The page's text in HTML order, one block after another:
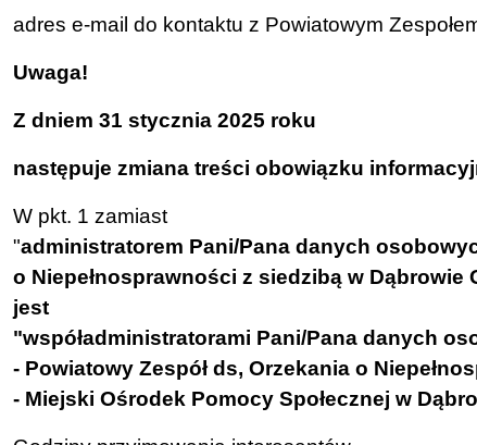
adres e-mail do kontaktu z Powiatowym
Uwaga!
Z dniem 31 stycznia 2025 roku
następuje zmiana treści obowiązku
W pkt. 1 zamiast
"administratorem Pani/Pana danych
o Niepełnosprawności z siedzibą w Dąbrowie
jest
"współadministratorami Pani/Pana danych
- Powiatowy Zespół ds, Orzekania o
- Miejski Ośrodek Pomocy Społecznej w